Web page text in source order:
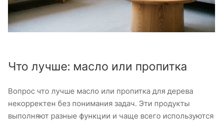
Что лучше: масло или пропитка
Вопрос что лучше масло или пропитка для дерева
некорректен без понимания задач. Эти продукты
выполняют разные функции и чаще всего используются